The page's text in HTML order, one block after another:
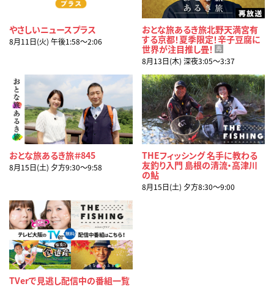
やさしいニュースプラス
8月11日(火) 午後1:58〜2:06
おとな旅あるき旅北野天満宮有
する京都！夏季限定！辛子豆腐に
世界が注目推し畳！ 再
8月13日(木) 深夜3:05〜3:37
おとな旅あるき旅＃845
8月15日(土) 夕方9:30〜9:58
THEフィッシング 名手に教わる
友釣り入門 島根の清流・高津川
の鮎
8月15日(土) 夕方8:30〜9:00
TVerで見逃し配信中の番組一覧